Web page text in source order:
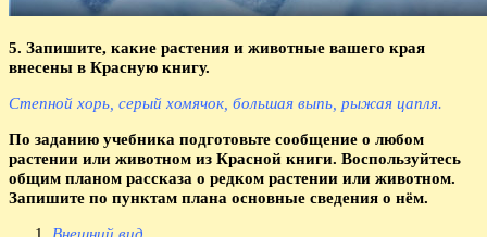
5. Запишите, какие растения и животные вашего края
внесены в Красную книгу.
Степной хорь, серый хомячок, большая выпь, рыжая цапля.
По заданию учебника подготовьте сообщение о любом
растении или животном из Красной книги. Воспользуйтесь
общим планом рассказа о редком растении или животном.
Запишите по пунктам плана основные сведения о нём.